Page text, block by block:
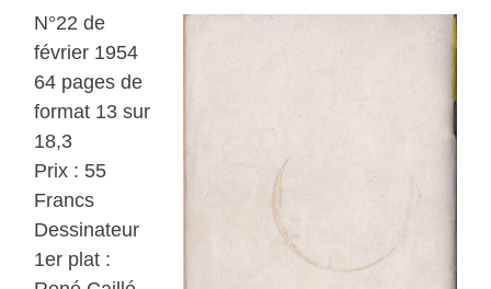
N°22 de
février 1954
64 pages de
format 13 sur
18,3
Prix : 55
Francs
Dessinateur
1er plat :